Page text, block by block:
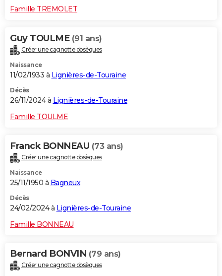
Famille TREMOLET
Guy TOULME (91 ans)
Créer une cagnotte obsèques
Naissance
11/02/1933 à Lignières-de-Touraine
Décès
26/11/2024 à Lignières-de-Touraine
Famille TOULME
Franck BONNEAU (73 ans)
Créer une cagnotte obsèques
Naissance
25/11/1950 à Bagneux
Décès
24/02/2024 à Lignières-de-Touraine
Famille BONNEAU
Bernard BONVIN (79 ans)
Créer une cagnotte obsèques